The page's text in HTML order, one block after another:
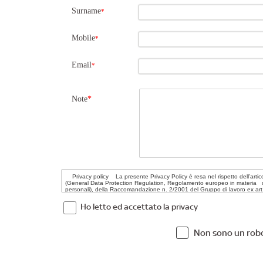
Surname*
Mobile*
Email*
Note*
Ho letto ed accettato la privacy
Non sono un